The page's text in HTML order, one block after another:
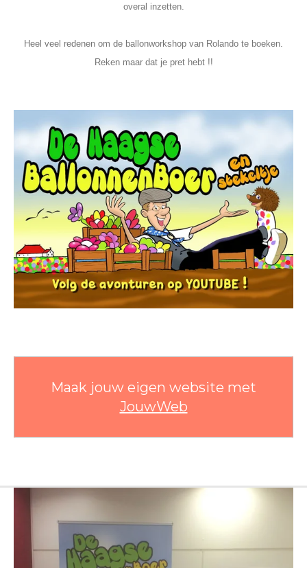
overal inzetten.
Heel veel redenen om de ballonworkshop van Rolando te boeken.
Reken maar dat je pret hebt !!
Maak jouw eigen website met
JouwWeb